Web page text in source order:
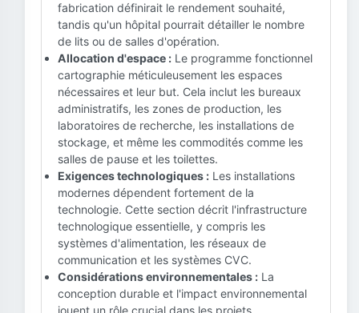
fabrication définirait le rendement souhaité,
tandis qu'un hôpital pourrait détailler le nombre
de lits ou de salles d'opération.
Allocation d'espace : Le programme fonctionnel
cartographie méticuleusement les espaces
nécessaires et leur but. Cela inclut les bureaux
administratifs, les zones de production, les
laboratoires de recherche, les installations de
stockage, et même les commodités comme les
salles de pause et les toilettes.
Exigences technologiques : Les installations
modernes dépendent fortement de la
technologie. Cette section décrit l'infrastructure
technologique essentielle, y compris les
systèmes d'alimentation, les réseaux de
communication et les systèmes CVC.
Considérations environnementales : La
conception durable et l'impact environnemental
jouent un rôle crucial dans les projets